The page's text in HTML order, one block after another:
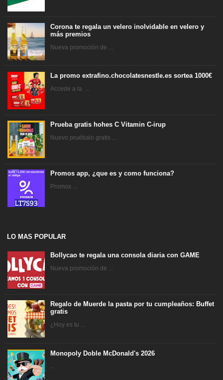
Corona te regala un velero inolvidable en velero y
más premios
Nueva promoción de ...
La promo extrafino.chocolatesnestle.es sortea 1000€
Accede a la ...
Prueba gratis hohes C Vitamin C-irup
Nuevo pruébalo gratis ...
Promos app, ¿que es y como funciona?
Promos ...
LO MAS POPULAR
Bollycao te regala una consola diaria con GAME
Nueva promoción de ...
Regalo de Muerde la pasta por tu cumpleaños: Buffet
gratis
¿Hoy es tu ...
Monopoly Doble McDonald's 2026
...